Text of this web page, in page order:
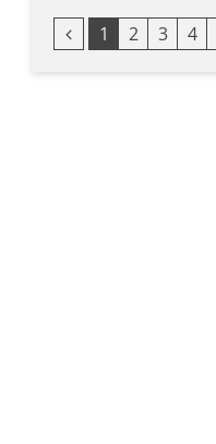
Vorherige Seite
1 2 3 4